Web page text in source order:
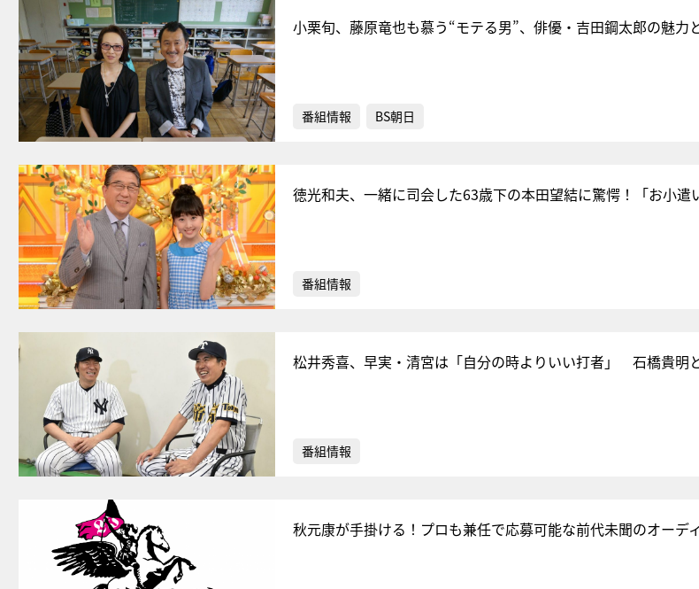
小栗旬、藤原竜也も慕う“モテる男”、俳優・吉田鋼太郎の魅力
番組情報 BS朝日
徳光和夫、一緒に司会した63歳下の本田望結に驚愕！「お小遣
番組情報
松井秀喜、早実・清宮は「自分の時よりいい打者」 石橋貴明
番組情報
秋元康が手掛ける！プロも兼任で応募可能な前代未聞のオーデ